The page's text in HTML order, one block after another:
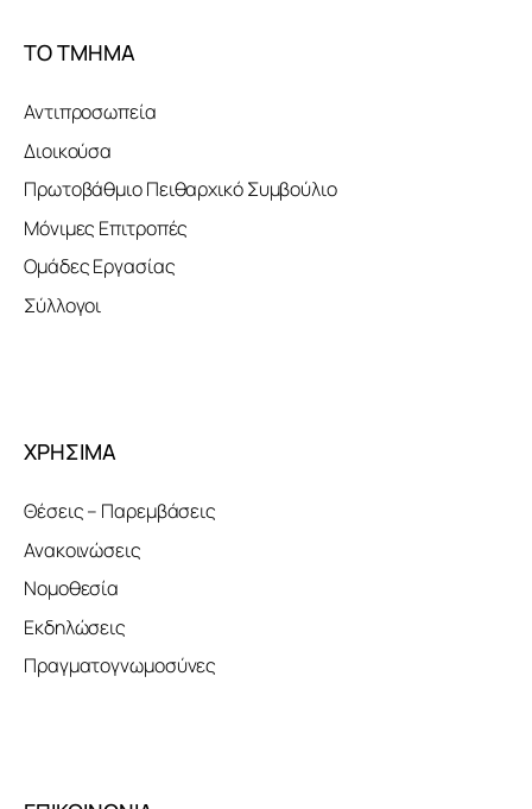
ΤΟ ΤΜΗΜΑ
Αντιπροσωπεία
Διοικούσα
Πρωτοβάθμιο Πειθαρχικό Συμβούλιο
Μόνιμες Επιτροπές
Ομάδες Εργασίας
Σύλλογοι
ΧΡΗΣΙΜΑ
Θέσεις – Παρεμβάσεις
Ανακοινώσεις
Νομοθεσία
Εκδηλώσεις
Πραγματογνωμοσύνες